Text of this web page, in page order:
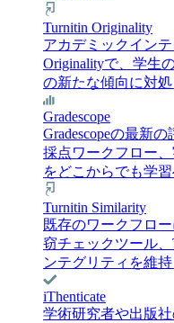
Turnitin Originality
アカデミックイン
Originalityで、学生
の新たな傾向に対処
Gradescope
Gradescopeの最新
採点ワークフロー
をどこからでも学
Turnitin Similarity
既存のワークフロ
窃チェックツール
ンテグリティを維持
iThenticate
学術研究者や出版